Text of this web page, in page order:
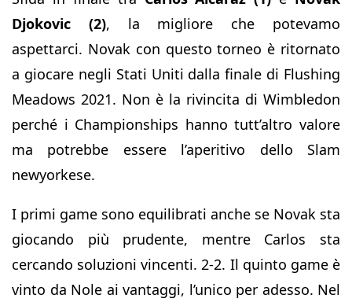
Djokovic (2), la migliore che potevamo
aspettarci. Novak con questo torneo è ritornato
a giocare negli Stati Uniti dalla finale di Flushing
Meadows 2021. Non è la rivincita di Wimbledon
perché i Championships hanno tutt’altro valore
ma potrebbe essere l’aperitivo dello Slam
newyorkese.
I primi game sono equilibrati anche se Novak sta
giocando più prudente, mentre Carlos sta
cercando soluzioni vincenti. 2-2. Il quinto game è
vinto da Nole ai vantaggi, l’unico per adesso. Nel